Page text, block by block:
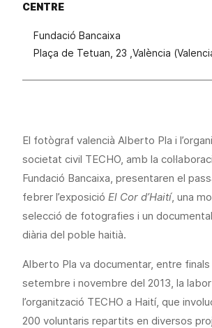
CENTRE
Fundació Bancaixa
Plaça de Tetuan, 23 ,València
El fotògraf valencià Alberto Pla i
societat civil TECHO, amb la
Fundació Bancaixa, presentaren el
febrer l’exposició El Cor d’Haití, una
selecció de fotografies i un
diària del poble haitià.
Alberto Pla va documentar, entre
setembre i novembre del 2013, la
l’organització TECHO a Haití, que
200 voluntaris repartits en diversos